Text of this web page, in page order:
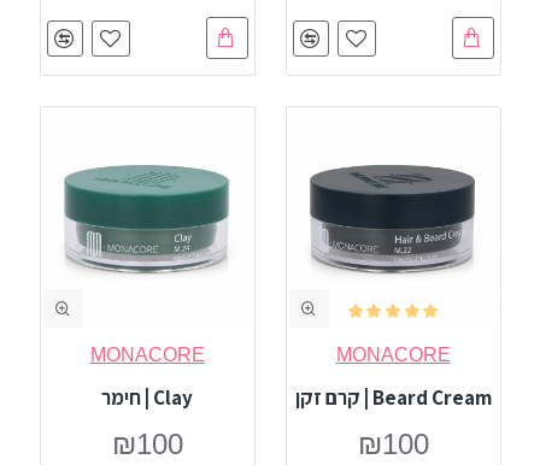
MONACORE
Beard Cream | קרם זקן
₪100
MONACORE
Clay | חימר
₪100